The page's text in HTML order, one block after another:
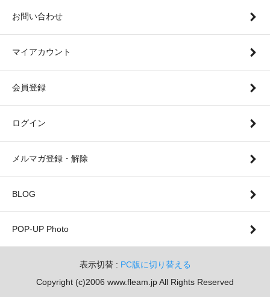
お問い合わせ
マイアカウント
会員登録
ログイン
メルマガ登録・解除
BLOG
POP-UP Photo
表示切替 : PC版に切り替える
Copyright (c)2006 www.fleam.jp All Rights Reserved